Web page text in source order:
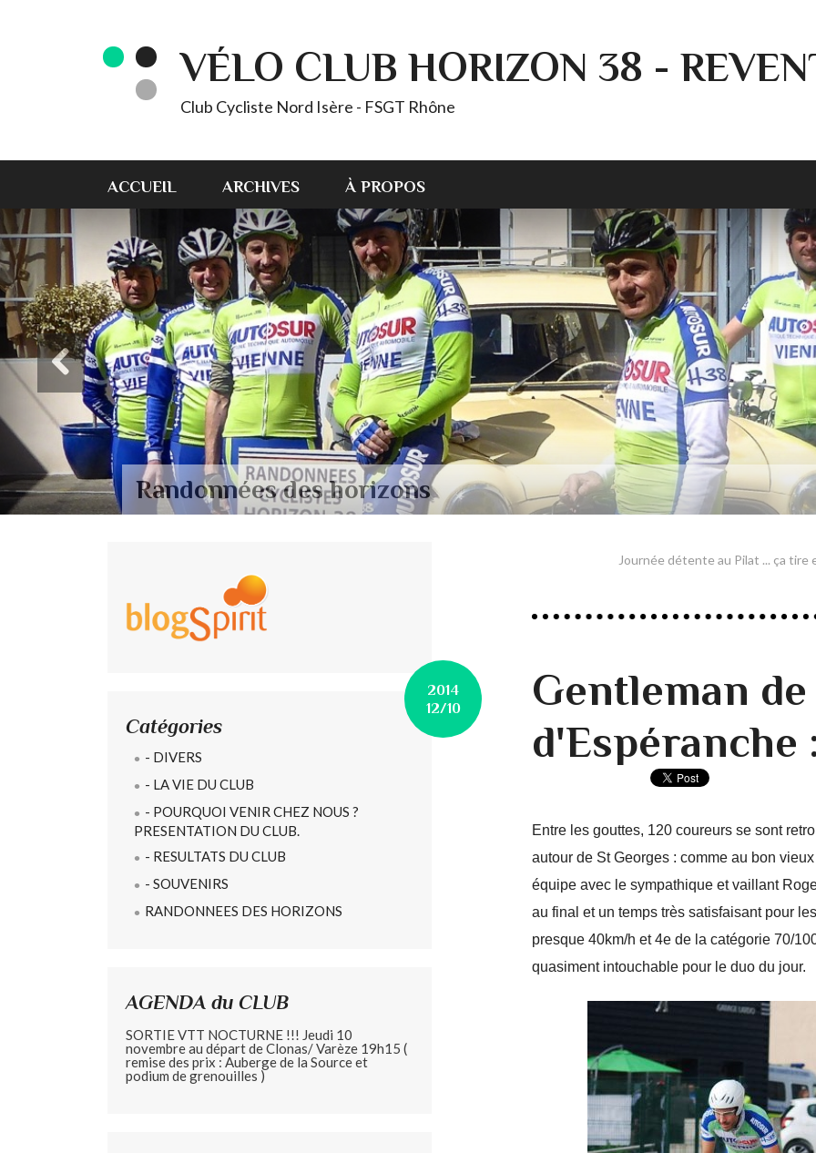
VÉLO CLUB HORIZON 38 -
Club Cycliste Nord Isère - FSGT Rhône
ACCUEIL ARCHIVES À PROPOS
Randonnées des horizons
Catégories
- DIVERS
- LA VIE DU CLUB
- POURQUOI VENIR CHEZ NOUS ?
PRESENTATION DU CLUB.
- RESULTATS DU CLUB
- SOUVENIRS
RANDONNEES DES HORIZONS
AGENDA du CLUB
SORTIE VTT NOCTURNE !!! Jeudi 10
novembre au départ de Clonas/ Varèze 19h15 (
remise des prix : Auberge de la Source et
podium de grenouilles )
Journée détente au Pilat ... ça tire
2014
12/10
Gentleman
d'Espéranche
Entre les gouttes, 120 coureurs se sont
autour de St Georges : comme au bon
équipe avec le sympathique et vaillant
au final et un temps très satisfaisant pour
presque 40km/h et 4e de la catégorie 70/
quasiment intouchable pour le duo du jour.